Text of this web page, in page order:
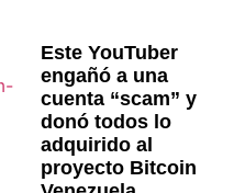
Este YouTuber
engañó a una
cuenta “scam” y
donó todos lo
adquirido al
proyecto Bitcoin